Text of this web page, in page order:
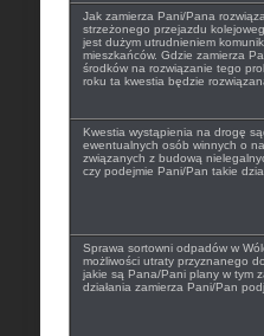
Jak zamierza Pani/Pana
strzeżonego przejazdu
jest dużym utrudnieniem
mieszkańców. Gdzie zamierza
środków na rozwiązanie tego
roku ta kwestia będzie
Kwestia wystąpienia na drogę
ewentualnych osób winnych o
związanych z budową
czy podejmie Pani/Pan takie
Sprawa sortowni odpadów w
możliwości utraty przyznanego
jakie są Pana/Pani plany w tym
działania zamierza Pani/Pan